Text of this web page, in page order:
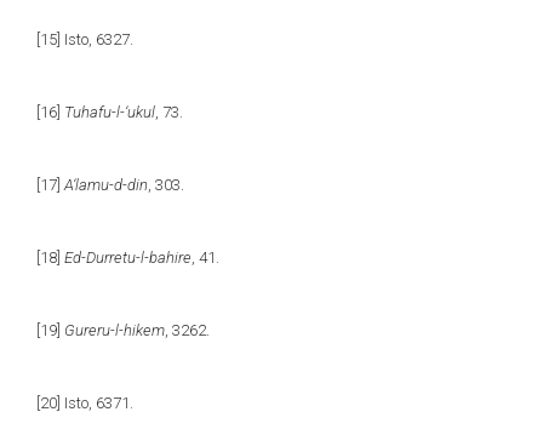
[15] Isto, 6327.
[16] Tuhafu-l-‘ukul , 73.
[17] A‘lamu-d-din , 303.
[18] Ed-Durretu-l-bahire , 41.
[19] Gureru-l-hikem , 3262.
[20] Isto, 6371.